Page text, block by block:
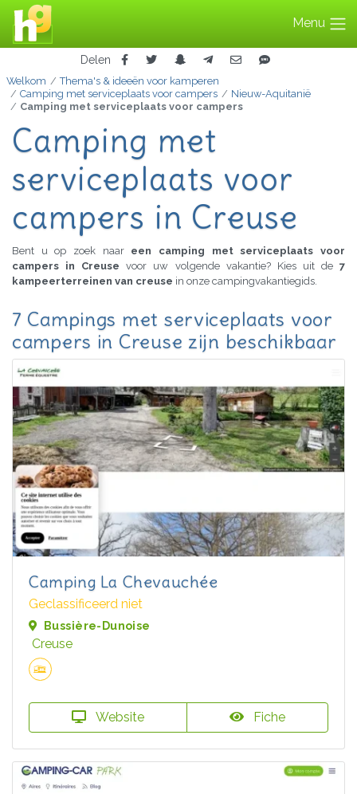
Menu
Delen
Welkom
Thema's & ideeën voor kamperen
Camping met serviceplaats voor campers
Nieuw-Aquitanië
Camping met serviceplaats voor campers
Camping met
serviceplaats voor
campers in Creuse
Bent u op zoek naar een camping met serviceplaats voor
campers in Creusevoor uw volgende vakantie? Kies uit de7
kampeerterreinen van creuse in onze campingvakantiegids.
7 Campings met serviceplaats voor
campers in Creuse zijn beschikbaar
Camping La Chevauchée
Geclassificeerd niet
Bussière-Dunoise
Creuse
Website Fiche